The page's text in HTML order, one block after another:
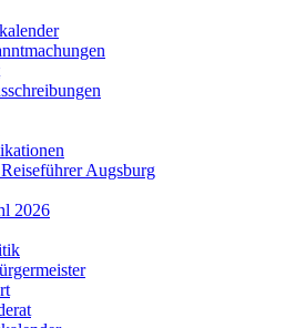
Augsburg
2026